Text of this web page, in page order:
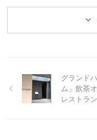
す。 一通り新しくなった羽田空
港国際線ターミナルをチェック
員。 今回は大韓航空を利用する
のですが、大韓航空利用の場合
は、エコノミークラスでもさく
グランド
ム」飲茶
レストラ